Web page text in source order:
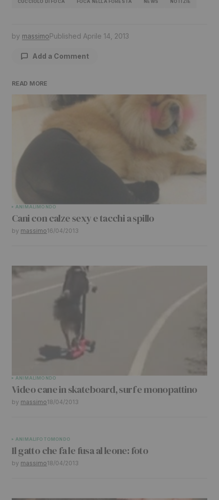
CUCCIOLO DI FOCA FOCA NELLA FORESTA NEWS NOTIZIE
by massimoPublished Aprile 14, 2013
Add a Comment
Il tuo indirizzo email non sarà pubblicato. I
campi obbligatori sono contrassegnati
Comment
READ MORE
ANIMALIMONDO
Cani con calze sexy e tacchi a spillo
by massimo16/04/2013
ANIMALIMONDO
Video cane in skateboard, surf e monopattino
by massimo18/04/2013
ANIMALIFOTOMONDO
Il gatto che fa le fusa al leone: foto
by massimo18/04/2013